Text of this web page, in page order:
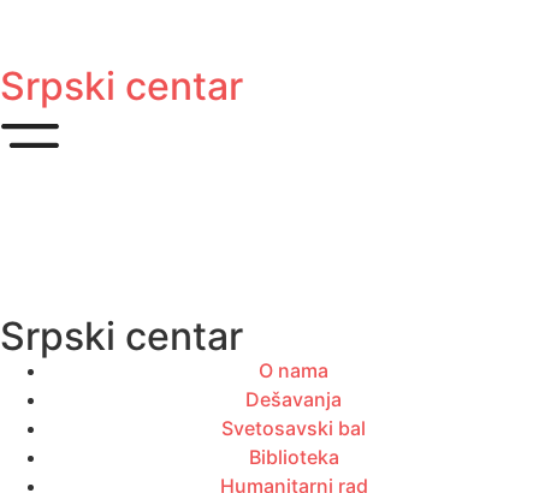
Srpski centar
Srpski centar
O nama
Dešavanja
Svetosavski bal
Biblioteka
Humanitarni rad